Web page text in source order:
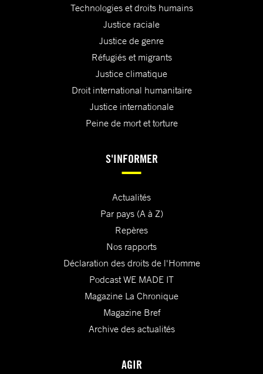
Technologies et droits humains
Justice raciale
Justice de genre
Réfugiés et migrants
Justice climatique
Droit international humanitaire
Justice internationale
Peine de mort et torture
S'INFORMER
Actualités
Par pays (A à Z)
Repères
Nos rapports
Déclaration des droits de l'Homme
Podcast WE MADE IT
Magazine La Chronique
Magazine Bref
Archive des actualités
AGIR